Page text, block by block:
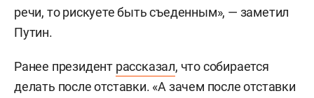
речи, то рискуете быть съеденным», — заметил
Путин.
Ранее президент рассказал, что собирается
делать после отставки. «А зачем после отставки